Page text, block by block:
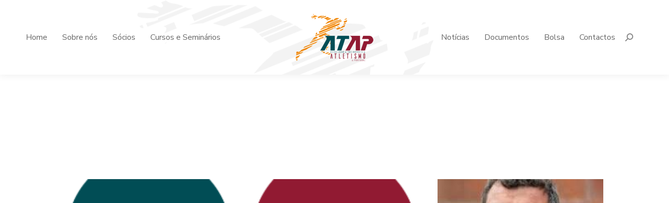
Home Sobre nós Sócios Cursos e Seminários Notícias Documentos Bolsa Contactos